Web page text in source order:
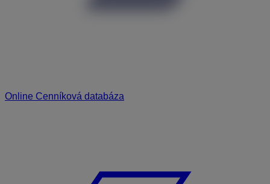
Online Cenníková databáza